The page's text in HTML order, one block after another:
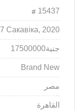
15437
7 Сакавіка, 2020
17500000جنية
Brand New
مصر
القاهرة